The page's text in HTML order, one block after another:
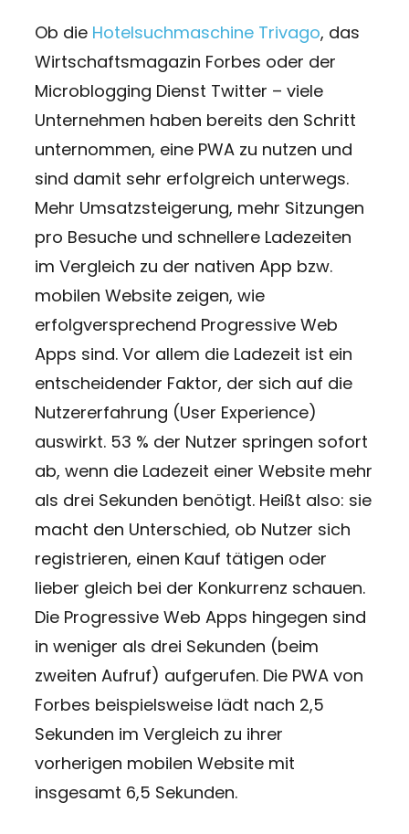
Ob die Hotelsuchmaschine Trivago, das
Wirtschaftsmagazin Forbes oder der
Microblogging Dienst Twitter – viele
Unternehmen haben bereits den Schritt
unternommen, eine PWA zu nutzen und
sind damit sehr erfolgreich unterwegs.
Mehr Umsatzsteigerung, mehr Sitzungen
pro Besuche und schnellere Ladezeiten
im Vergleich zu der nativen App bzw.
mobilen Website zeigen, wie
erfolgversprechend Progressive Web
Apps sind. Vor allem die Ladezeit ist ein
entscheidender Faktor, der sich auf die
Nutzererfahrung (User Experience)
auswirkt. 53 % der Nutzer springen sofort
ab, wenn die Ladezeit einer Website mehr
als drei Sekunden benötigt. Heißt also: sie
macht den Unterschied, ob Nutzer sich
registrieren, einen Kauf tätigen oder
lieber gleich bei der Konkurrenz schauen.
Die Progressive Web Apps hingegen sind
in weniger als drei Sekunden (beim
zweiten Aufruf) aufgerufen. Die PWA von
Forbes beispielsweise lädt nach 2,5
Sekunden im Vergleich zu ihrer
vorherigen mobilen Website mit
insgesamt 6,5 Sekunden.